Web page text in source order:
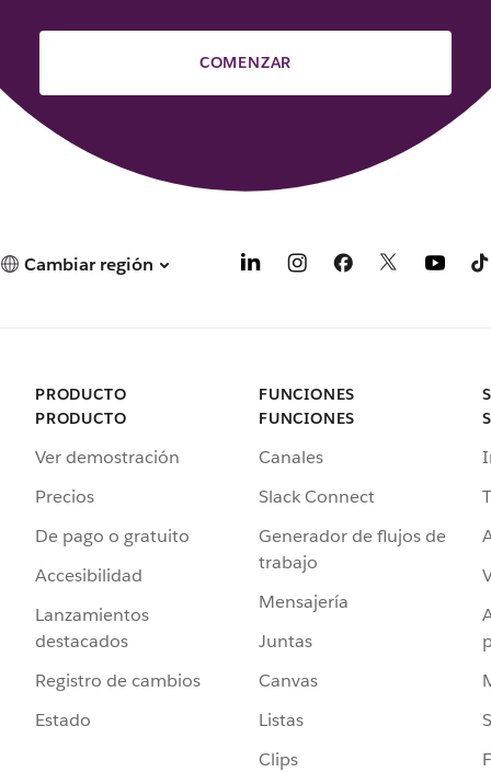
COMENZAR
Cambiar región
PRODUCTO
PRODUCTO
Ver demostración
Precios
De pago o gratuito
Accesibilidad
Lanzamientos
destacados
Registro de cambios
Estado
FUNCIONES
FUNCIONES
Canales
Slack Connect
Generador de flujos de
trabajo
Mensajería
Juntas
Canvas
Listas
Clips